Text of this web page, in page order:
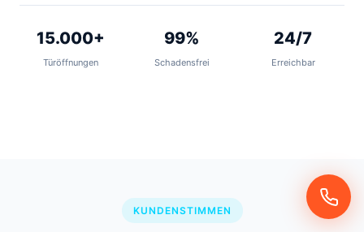
15.000+
Türöffnungen
99%
Schadensfrei
24/7
Erreichbar
KUNDENSTIMMEN